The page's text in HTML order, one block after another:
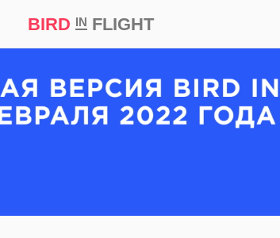
BIRD INFLIGHT